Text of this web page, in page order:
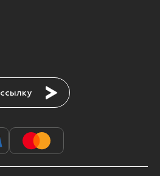
Подписаться